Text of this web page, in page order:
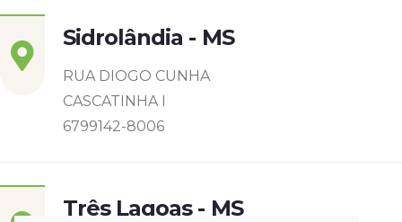
Sidrolândia - MS
RUA DIOGO CUNHA
CASCATINHA I
6799142-8006
Três Lagoas - MS